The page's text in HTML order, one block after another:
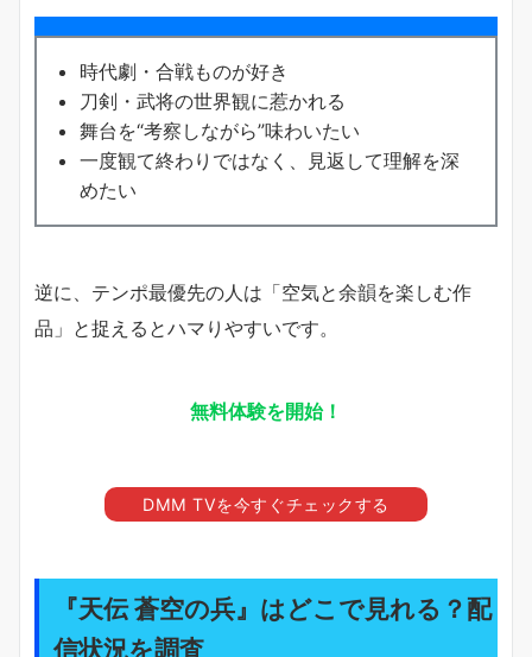
時代劇・合戦ものが好き
刀剣・武将の世界観に惹かれる
舞台を“考察しながら”味わいたい
一度観て終わりではなく、見返して理解を深
めたい
逆に、テンポ最優先の人は「空気と余韻を楽しむ作
品」と捉えるとハマりやすいです。
無料体験を開始！
DMM TVを今すぐチェックする
『天伝 蒼空の兵』はどこで見れる？配
信状況を調査